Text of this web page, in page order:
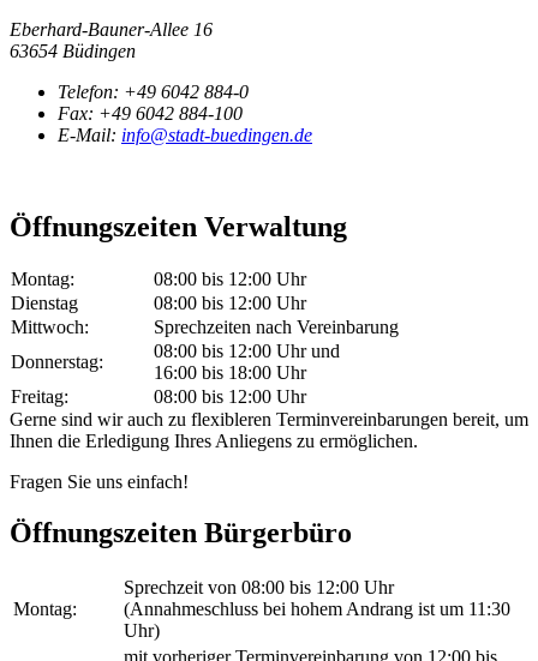
Eberhard-Bauner-Allee 16
63654 Büdingen
Telefon: +49 6042 884-0
Fax: +49 6042 884-100
E-Mail: info@stadt-buedingen.de
Öffnungszeiten Verwaltung
Montag:
08:00 bis 12:00 Uhr
Dienstag
08:00 bis 12:00 Uhr
Mittwoch:
Sprechzeiten nach Vereinbarung
Donnerstag:
08:00 bis 12:00 Uhr und
16:00 bis 18:00 Uhr
Freitag:
08:00 bis 12:00 Uhr
Gerne sind wir auch zu flexibleren Terminvereinbarungen bereit, um
Ihnen die Erledigung Ihres Anliegens zu ermöglichen.
Fragen Sie uns einfach!
Öffnungszeiten Bürgerbüro
Montag:
Sprechzeit von 08:00 bis 12:00 Uhr
(Annahmeschluss bei hohem Andrang ist um 11:30
Uhr)
mit vorheriger Terminvereinbarung von 12:00 bis